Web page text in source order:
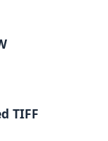
TIFF